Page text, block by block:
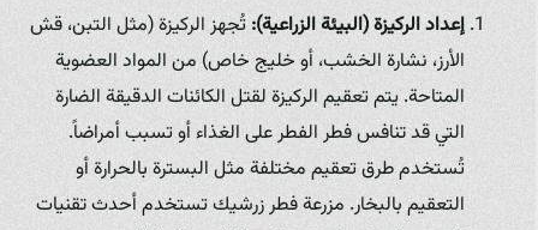
إعداد الركيزة (البيئة الزراعية):تُجهز الركيزة (مثل التبن، قش
الأرز، نشارة الخشب، أو خليج خاص) من المواد العضوية
المتاحة. يتم تعقيم الركيزة لقتل الكائنات الدقيقة الضارة
التي قد تنافس فطر الفطر على الغذاء أو تسبب أمراضاً.
تُستخدم طرق تعقيم مختلفة مثل البسترة بالحرارة أو
التعقيم بالبخار. مزرعة فطر زرشيك تستخدم أحدث تقنيات